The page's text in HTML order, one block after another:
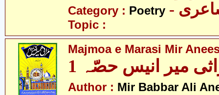
Category : Poetry
Topic :
Majmoa e Marasi Mir
میر انیس حصّہ 1
Author : Mir Babbar Ali